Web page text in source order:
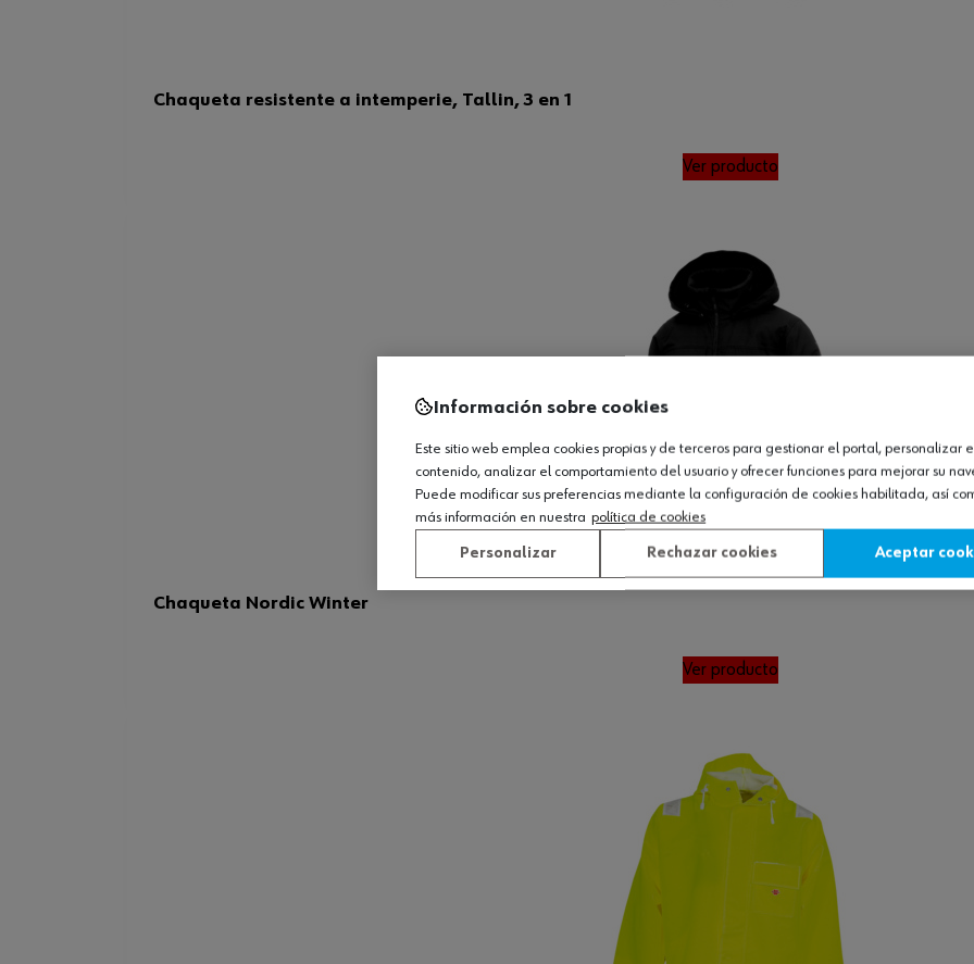
Chaqueta resistente a intemperie, Tallin, 3 en 1
Ver producto
Chaqueta Nordic Winter
Ver producto
Información sobre cookies
Este sitio web emplea cookies propias y de terceros para gestionar el portal, personalizar
contenido, analizar el comportamiento del usuario y ofrecer funciones para mejorar su
Puede modificar sus preferencias mediante la configuración de cookies habilitada, así
más información en nuestra política de cookies
Personalizar Rechazar cookies Aceptar